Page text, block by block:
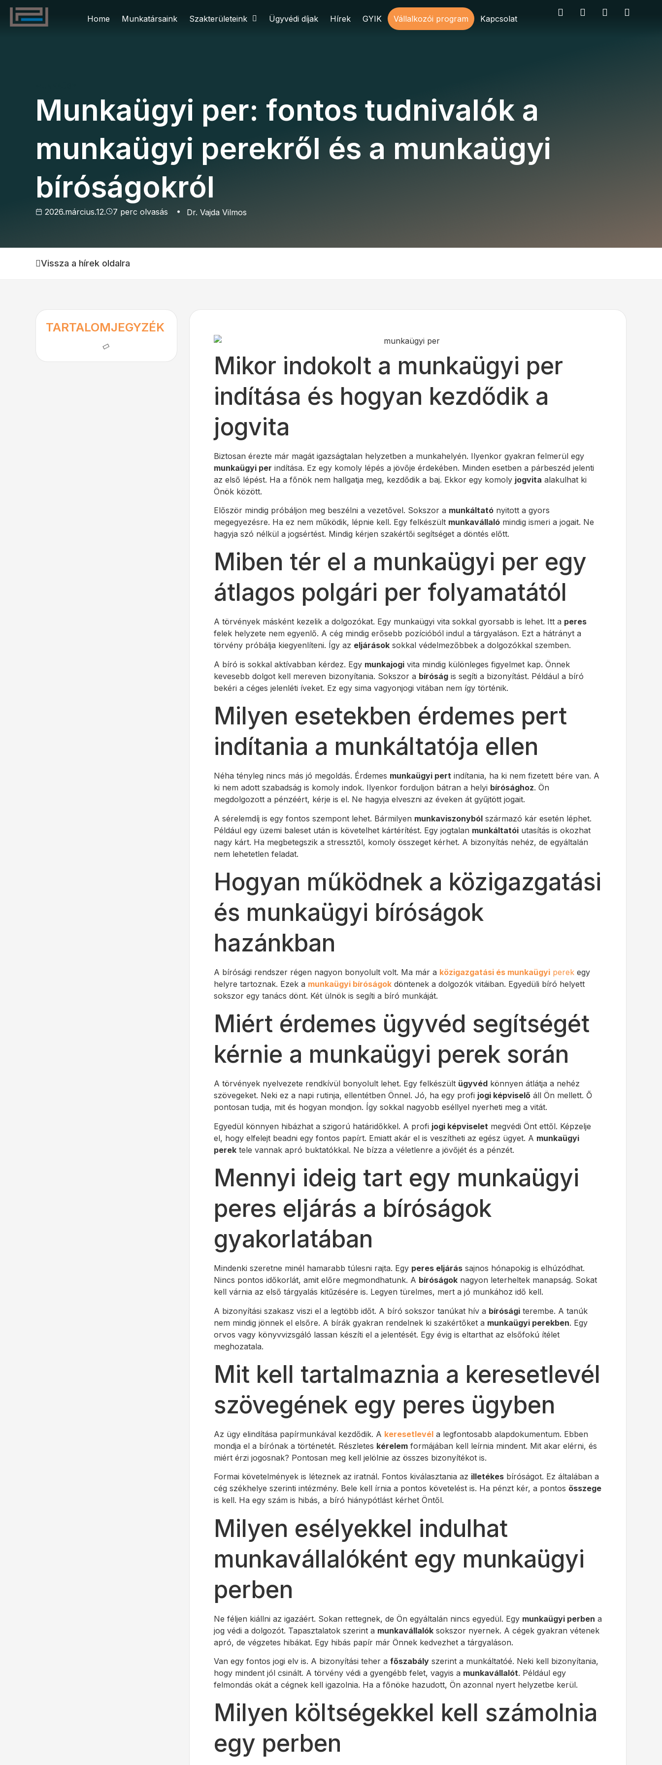
Home Munkatársaink Szakterületeink Ügyvédi díjak Hírek GYIK Vállalkozói program Kapcsolat
Munkaügyi per: fontos tudnivalók a
munkaügyi perekről és a munkaügyi
bíróságokról
2026.március.12. 7 perc olvasás Dr. Vajda Vilmos
Vissza a hírek oldalra
TARTALOMJEGYZÉK
Mikor indokolt a munkaügyi per
indítása és hogyan kezdődik a
jogvita
Biztosan érezte már magát igazságtalan helyzetben a munkahelyén. Ilyenkor gyakran felmerül egy
munkaügyi per indítása. Ez egy komoly lépés a jövője érdekében. Minden esetben a párbeszéd jelenti
az első lépést. Ha a főnök nem hallgatja meg, kezdődik a baj. Ekkor egy komoly jogvita alakulhat ki
Önök között.
Először mindig próbáljon meg beszélni a vezetővel. Sokszor a munkáltató nyitott a gyors
megegyezésre. Ha ez nem működik, lépnie kell. Egy felkészült munkavállaló mindig ismeri a jogait. Ne
hagyja szó nélkül a jogsértést. Mindig kérjen szakértői segítséget a döntés előtt.
Miben tér el a munkaügyi per egy
átlagos polgári per folyamatától
A törvények másként kezelik a dolgozókat. Egy munkaügyi vita sokkal gyorsabb is lehet. Itt a peres
felek helyzete nem egyenlő. A cég mindig erősebb pozícióból indul a tárgyaláson. Ezt a hátrányt a
törvény próbálja kiegyenlíteni. Így az eljárások sokkal védelmezőbbek a dolgozókkal szemben.
A bíró is sokkal aktívabban kérdez. Egy munkajogi vita mindig különleges figyelmet kap. Önnek
kevesebb dolgot kell mereven bizonyítania. Sokszor a bíróság is segíti a bizonyítást. Például a bíró
bekéri a céges jelenléti íveket. Ez egy sima vagyonjogi vitában nem így történik.
Milyen esetekben érdemes pert
indítania a munkáltatója ellen
Néha tényleg nincs más jó megoldás. Érdemes munkaügyi pert indítania, ha ki nem fizetett bére van. A
ki nem adott szabadság is komoly indok. Ilyenkor forduljon bátran a helyi bírósághoz. Ön
megdolgozott a pénzéért, kérje is el. Ne hagyja elveszni az éveken át gyűjtött jogait.
A sérelemdíj is egy fontos szempont lehet. Bármilyen munkaviszonyból származó kár esetén léphet.
Például egy üzemi baleset után is követelhet kártérítést. Egy jogtalan munkáltatói utasítás is okozhat
nagy kárt. Ha megbetegszik a stressztől, komoly összeget kérhet. A bizonyítás nehéz, de egyáltalán
nem lehetetlen feladat.
Hogyan működnek a közigazgatási
és munkaügyi bíróságok
hazánkban
A bírósági rendszer régen nagyon bonyolult volt. Ma már a közigazgatási és munkaügyi perek egy
helyre tartoznak. Ezek a munkaügyi bíróságok döntenek a dolgozók vitáiban. Egyedüli bíró helyett
sokszor egy tanács dönt. Két ülnök is segíti a bíró munkáját.
Miért érdemes ügyvéd segítségét
kérnie a munkaügyi perek során
A törvények nyelvezete rendkívül bonyolult lehet. Egy felkészült ügyvéd könnyen átlátja a nehéz
szövegeket. Neki ez a napi rutinja, ellentétben Önnel. Jó, ha egy profi jogi képviselő áll Ön mellett. Ő
pontosan tudja, mit és hogyan mondjon. Így sokkal nagyobb eséllyel nyerheti meg a vitát.
Egyedül könnyen hibázhat a szigorú határidőkkel. A profi jogi képviselet megvédi Önt ettől. Képzelje
el, hogy elfelejt beadni egy fontos papírt. Emiatt akár el is veszítheti az egész ügyet. A munkaügyi
perek tele vannak apró buktatókkal. Ne bízza a véletlenre a jövőjét és a pénzét.
Mennyi ideig tart egy munkaügyi
peres eljárás a bíróságok
gyakorlatában
Mindenki szeretne minél hamarabb túlesni rajta. Egy peres eljárás sajnos hónapokig is elhúzódhat.
Nincs pontos időkorlát, amit előre megmondhatunk. A bíróságok nagyon leterheltek manapság. Sokat
kell várnia az első tárgyalás kitűzésére is. Legyen türelmes, mert a jó munkához idő kell.
A bizonyítási szakasz viszi el a legtöbb időt. A bíró sokszor tanúkat hív a bírósági terembe. A tanúk
nem mindig jönnek el elsőre. A bírák gyakran rendelnek ki szakértőket a munkaügyi perekben. Egy
orvos vagy könyvvizsgáló lassan készíti el a jelentését. Egy évig is eltarthat az elsőfokú ítélet
meghozatala.
Mit kell tartalmaznia a keresetlevél
szövegének egy peres ügyben
Az ügy elindítása papírmunkával kezdődik. A keresetlevél a legfontosabb alapdokumentum. Ebben
mondja el a bírónak a történetét. Részletes kérelem formájában kell leírnia mindent. Mit akar elérni, és
miért érzi jogosnak? Pontosan meg kell jelölnie az összes bizonyítékot is.
Formai követelmények is léteznek az iratnál. Fontos kiválasztania az illetékes bíróságot. Ez általában a
cég székhelye szerinti intézmény. Bele kell írnia a pontos követelést is. Ha pénzt kér, a pontos összege
is kell. Ha egy szám is hibás, a bíró hiánypótlást kérhet Öntől.
Milyen esélyekkel indulhat
munkavállalóként egy munkaügyi
perben
Ne féljen kiállni az igazáért. Sokan rettegnek, de Ön egyáltalán nincs egyedül. Egy munkaügyi perben a
jog védi a dolgozót. Tapasztalatok szerint a munkavállalók sokszor nyernek. A cégek gyakran vétenek
apró, de végzetes hibákat. Egy hibás papír már Önnek kedvezhet a tárgyaláson.
Van egy fontos jogi elv is. A bizonyítási teher a főszabály szerint a munkáltatóé. Neki kell bizonyítania,
hogy mindent jól csinált. A törvény védi a gyengébb felet, vagyis a munkavállalót. Például egy
felmondás okát a cégnek kell igazolnia. Ha a főnöke hazudott, Ön azonnal nyert helyzetbe kerül.
Milyen költségekkel kell számolnia
egy perben